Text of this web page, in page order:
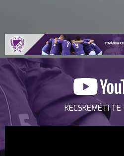
KECSKEMÉTI TE